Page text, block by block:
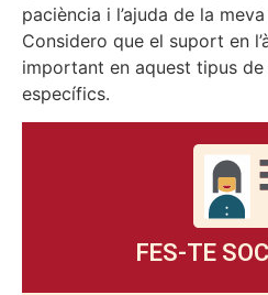
paciència i l’ajuda de la
Considero que el suport en
important en aquest tipus
específics.
FES-TE